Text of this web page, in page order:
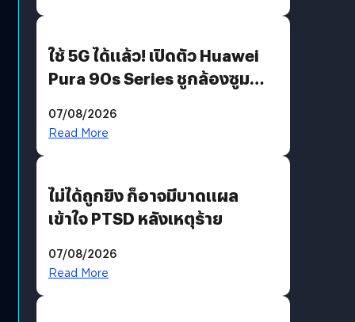
ใช้ 5G ได้แล้ว! เปิดตัว Huawei
Pura 90s Series ชูกล้องซูม
07/08/2026
Read More
ไม่ได้ถูกยิง ก็อาจมีบาดแผล
เข้าใจ PTSD หลังเหตุร้าย
07/08/2026
Read More